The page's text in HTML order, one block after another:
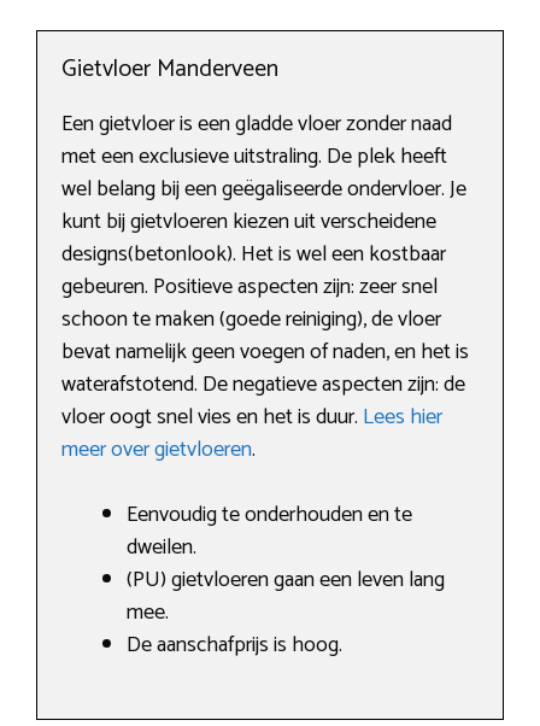
Gietvloer Manderveen
Een gietvloer is een gladde vloer zonder naad
met een exclusieve uitstraling. De plek heeft
wel belang bij een geëgaliseerde ondervloer. Je
kunt bij gietvloeren kiezen uit verscheidene
designs(betonlook). Het is wel een kostbaar
gebeuren. Positieve aspecten zijn: zeer snel
schoon te maken (goede reiniging), de vloer
bevat namelijk geen voegen of naden, en het is
waterafstotend. De negatieve aspecten zijn: de
vloer oogt snel vies en het is duur. Lees hier
meer over gietvloeren.
Eenvoudig te onderhouden en te
dweilen.
(PU) gietvloeren gaan een leven lang
mee.
De aanschafprijs is hoog.